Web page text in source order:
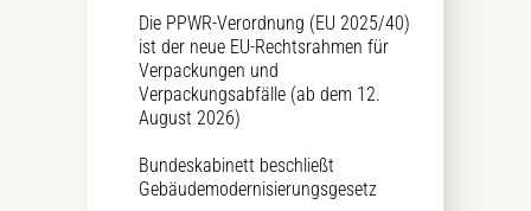
Die PPWR-Verordnung (EU 2025/40)
ist der neue EU-Rechtsrahmen für
Verpackungen und
Verpackungsabfälle (ab dem 12.
August 2026)
Bundeskabinett beschließt
Gebäudemodernisierungsgesetz